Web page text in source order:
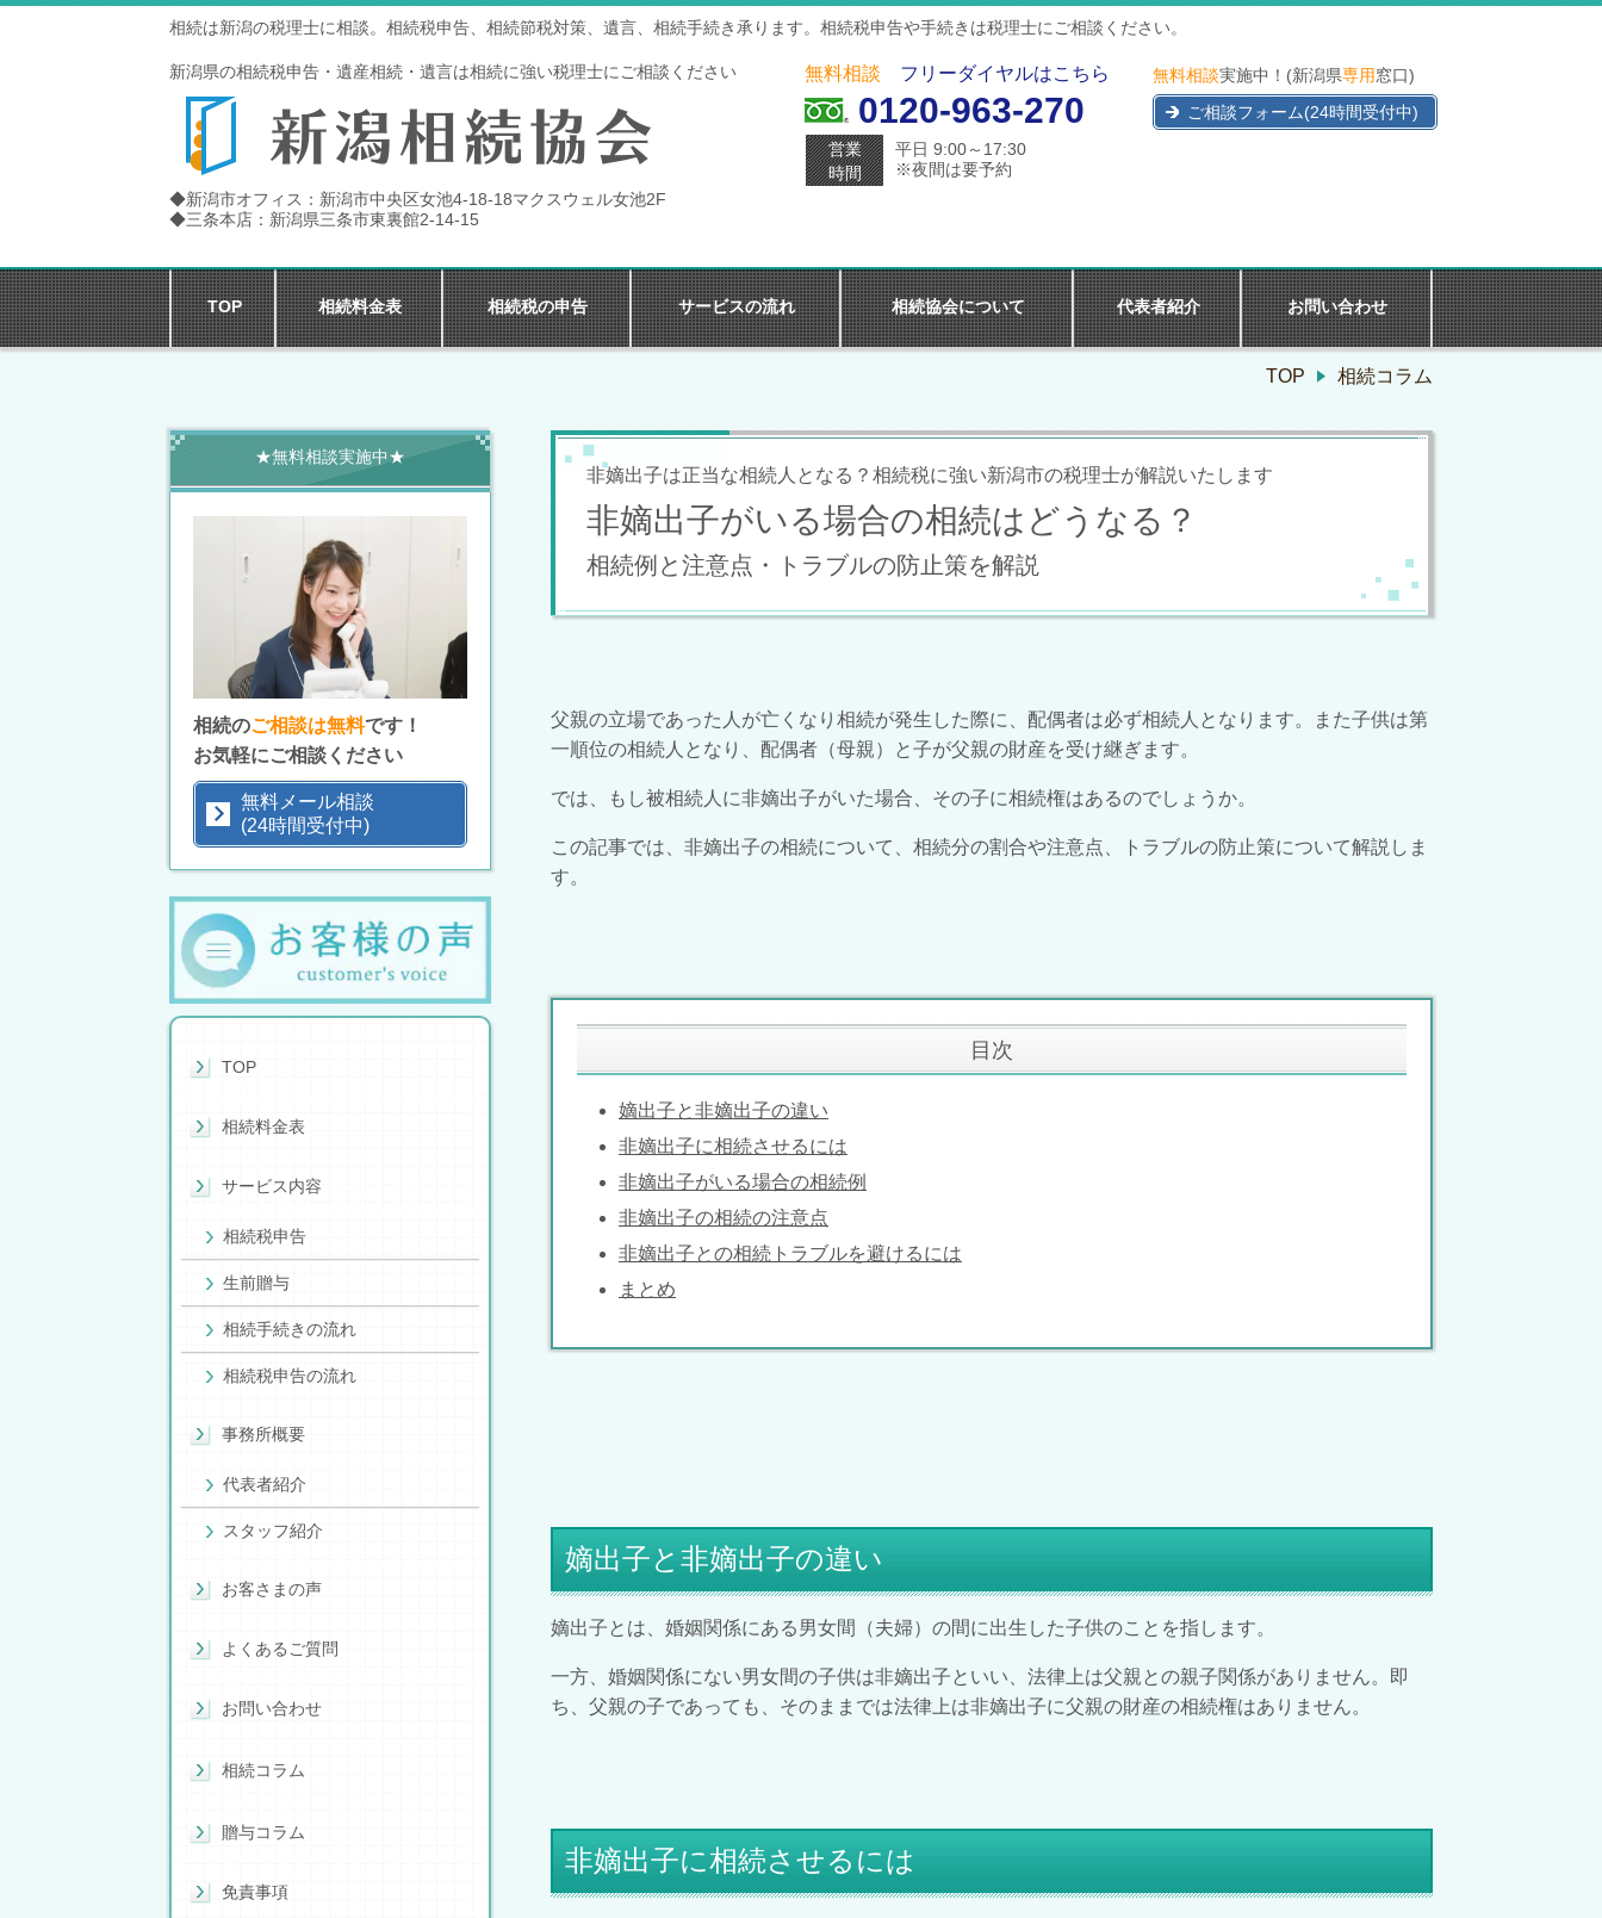
相続は新潟の税理士に相談。相続税申告、相続節税対策、遺言、相続手続き承ります。相続税申告や手続きは税理士にご相談ください。
新潟県の相続税申告・遺産相続・遺言は相続に強い税理士にご相談ください
◆新潟市オフィス：新潟市中央区女池4-18-18マクスウェル女池2F
◆三条本店：新潟県三条市東裏館2-14-15
無料相談 フリーダイヤルはこちら
0120-963-270
営業
時間
平日 9:00～17:30
※夜間は要予約
無料相談実施中！(新潟県専用窓口)
ご相談フォーム(24時間受付中)
TOP 相続料金表 相続税の申告 サービスの流れ 相続協会について 代表者紹介 お問い合わせ
TOP 相続コラム
非嫡出子は正当な相続人となる？相続税に強い新潟市の税理士が解説いたします
非嫡出子がいる場合の相続はどうなる？
相続例と注意点・トラブルの防止策を解説
父親の立場であった人が亡くなり相続が発生した際に、配偶者は必ず相続人となります。また子供は第
一順位の相続人となり、配偶者（母親）と子が父親の財産を受け継ぎます。
では、もし被相続人に非嫡出子がいた場合、その子に相続権はあるのでしょうか。
この記事では、非嫡出子の相続について、相続分の割合や注意点、トラブルの防止策について解説しま
す。
目次
嫡出子と非嫡出子の違い
非嫡出子に相続させるには
非嫡出子がいる場合の相続例
非嫡出子の相続の注意点
非嫡出子との相続トラブルを避けるには
まとめ
嫡出子と非嫡出子の違い
嫡出子とは、婚姻関係にある男女間（夫婦）の間に出生した子供のことを指します。
一方、婚姻関係にない男女間の子供は非嫡出子といい、法律上は父親との親子関係がありません。即
ち、父親の子であっても、そのままでは法律上は非嫡出子に父親の財産の相続権はありません。
非嫡出子に相続させるには
★無料相談実施中★
相続のご相談は無料です！
お気軽にご相談ください
無料メール相談
(24時間受付中)
TOP
相続料金表
サービス内容
相続税申告
生前贈与
相続手続きの流れ
相続税申告の流れ
事務所概要
代表者紹介
スタッフ紹介
お客さまの声
よくあるご質問
お問い合わせ
相続コラム
贈与コラム
免責事項